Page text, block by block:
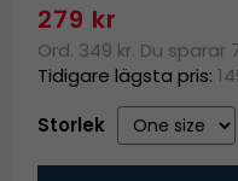
279 kr
Ord. 349 kr. Du sparar
Tidigare lägsta pris:
Storlek